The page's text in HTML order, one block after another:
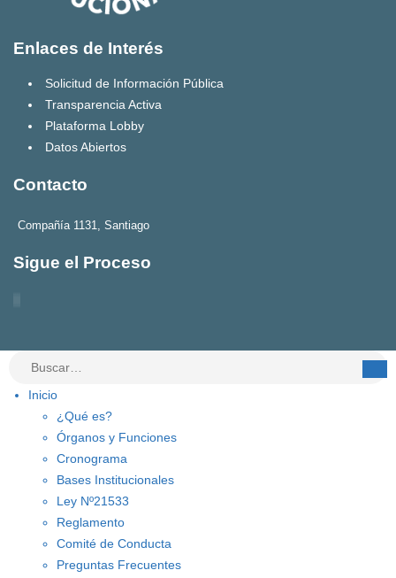
Enlaces de Interés
Solicitud de Información Pública
Transparencia Activa
Plataforma Lobby
Datos Abiertos
Contacto
Compañía 1131, Santiago
Sigue el Proceso
Inicio
¿Qué es?
Órganos y Funciones
Cronograma
Bases Institucionales
Ley Nº21533
Reglamento
Comité de Conducta
Preguntas Frecuentes